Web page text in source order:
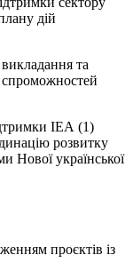
дій
та
спроможностей
ІЕА (1)
розвитку
української
проєктів із